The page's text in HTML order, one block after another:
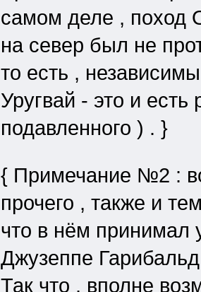
самом деле , поход
на север был не
то есть ,
Уругвай - это и есть
подавленного ) . }
{ Примечание №2 :
прочего , также и
что в нём принимал
Джузеппе
Так что , вполне